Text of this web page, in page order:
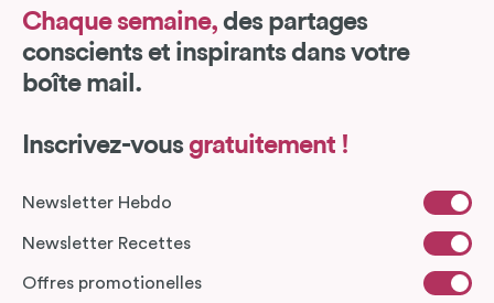
Chaque semaine, des partages
conscients et inspirants dans votre
boîte mail.
Inscrivez-vous gratuitement !
Newsletter Hebdo
Newsletter Recettes
Offres promotionelles